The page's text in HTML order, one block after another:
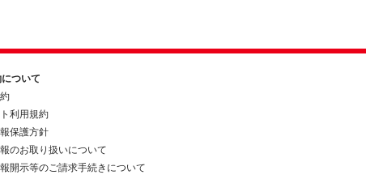
ついて
利用規約
保護方針
のお取り扱いについて
開示等のご請求手続きについて